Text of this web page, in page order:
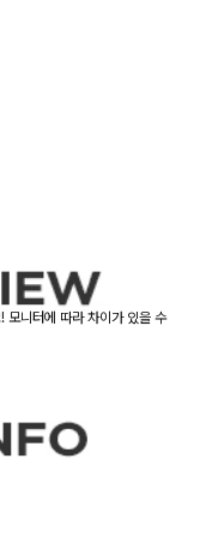
모니터에 따라 차이가 있을 수